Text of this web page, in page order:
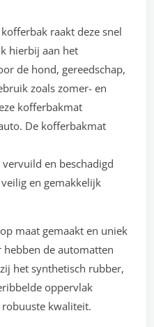
raakt deze snel
hierbij aan het
de hond, gereedschap,
zoals zomer- en
kofferbakmat
De kofferbakmat
en beschadigd
en gemakkelijk
maat gemaakt en uniek
de automatten
het synthetisch rubber,
oppervlak
kwaliteit.